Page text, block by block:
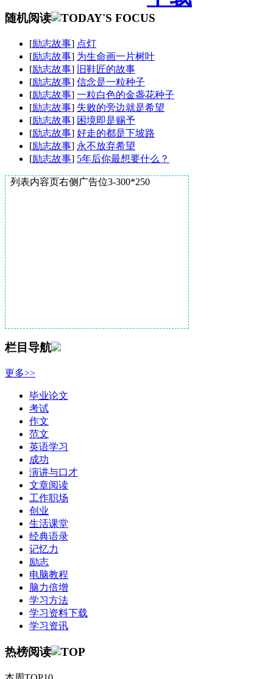
随机阅读
[励志故事] 点灯
[励志故事] 为生命画一片树叶
[励志故事]
旧鞋匠的故事
[励志故事] 信念是一粒种子
[励志故事] 一粒白色的金盏花种子
[励志故事] 失败的旁边就是希望
[励志故事] 困境即是赐予
[励志故事] 好走的都是下坡路
[励志故事] 永不放弃希望
[励志故事] 5年后你最想要什么？
列表内容页右侧广告位3-300*250
栏目导航
更多>>
毕业论文
考试
作文
范文
英语学习
成功
演讲与口才
文章阅读
工作职场
创业
生活课堂
经典语录
记忆力
励志
电脑教程
脑力倍增
学习方法
学习资料下载
学习资讯
热榜阅读